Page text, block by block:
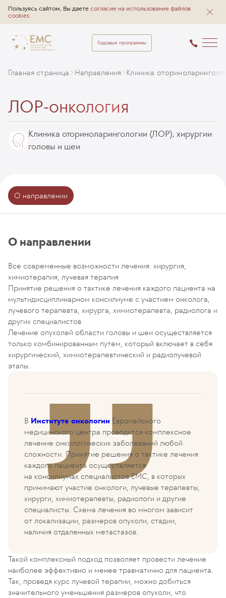
Пользуясь сайтом, Вы даете согласие на использование файлов
cookies
Годовые программы
Главная страница Направления Клиника
ЛОР-онкология
Клиника оториноларингологии (ЛОР), хирургии
головы и шеи
О направлении
О направлении
Все современные возможности лечения: хирургия,
химиотерапия, лучевая терапия
Принятие решения о тактике лечения каждого пациента на
мультидисциплинарном консилиуме с участием онколога,
лучевого терапевта, хирурга, химиотерапевта, радиолога и
других специалистов
Лечение опухолей области головы и шеи осуществляется
только комбинированным путем, который включает в себя
хирургический, химиотерапевтический и радиолучевой
этапы.
В Институте онкологии Европейского
медицинского центра проводится комплексное
лечение онкологических заболеваний любой
сложности. Принятие решения о тактике лечения
каждого пациента осуществляется
на консилиумах специалистов ЕМС, в которых
принимают участие онкологи, лучевые терапевты,
хирурги, химиотерапевты, радиологи и другие
специалисты. Схема лечения во многом зависит
от локализации, размеров опухоли, стадии,
наличия отдаленных метастазов.
Такой комплексный подход позволяет провести лечение
наиболее эффективно и менее травматично для пациента.
Так, проведя курс лучевой терапии, можно добиться
значительного уменьшения размеров опухоли, что